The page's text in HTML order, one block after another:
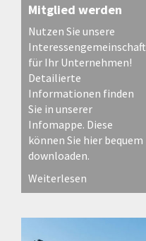
Mitglied werden
Nutzen Sie unsere
Interessengemeinschaft
für Ihr Unternehmen!
Detailierte
Informationen finden
Sie in unserer
Infomappe. Diese
können Sie hier bequem
downloaden.
Weiterlesen